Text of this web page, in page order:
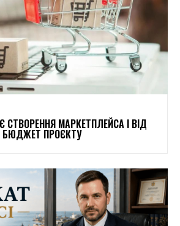
СТВОРЕННЯ МАРКЕТПЛЕЙСА І ВІД
БЮДЖЕТ ПРОЄКТУ